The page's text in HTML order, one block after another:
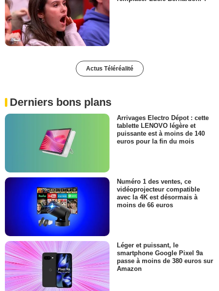
Actus Téléréalité
Derniers bons plans
Arrivages Electro Dépot : cette
tablette LENOVO légère et
puissante est à moins de 140
euros pour la fin du mois
Numéro 1 des ventes, ce
vidéoprojecteur compatible
avec la 4K est désormais à
moins de 66 euros
Léger et puissant, le
smartphone Google Pixel 9a
passe à moins de 380 euros sur
Amazon